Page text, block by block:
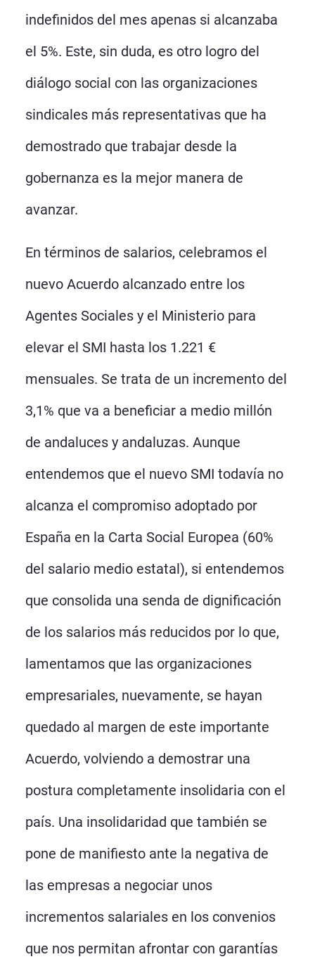
indefinidos del mes apenas si alcanzaba
el 5%. Este, sin duda, es otro logro del
diálogo social con las organizaciones
sindicales más representativas que ha
demostrado que trabajar desde la
gobernanza es la mejor manera de
avanzar.
En términos de salarios, celebramos el
nuevo Acuerdo alcanzado entre los
Agentes Sociales y el Ministerio para
elevar el SMI hasta los 1.221 €
mensuales. Se trata de un incremento del
3,1% que va a beneficiar a medio millón
de andaluces y andaluzas. Aunque
entendemos que el nuevo SMI todavía no
alcanza el compromiso adoptado por
España en la Carta Social Europea (60%
del salario medio estatal), si entendemos
que consolida una senda de dignificación
de los salarios más reducidos por lo que,
lamentamos que las organizaciones
empresariales, nuevamente, se hayan
quedado al margen de este importante
Acuerdo, volviendo a demostrar una
postura completamente insolidaria con el
país. Una insolidaridad que también se
pone de manifiesto ante la negativa de
las empresas a negociar unos
incrementos salariales en los convenios
que nos permitan afrontar con garantías